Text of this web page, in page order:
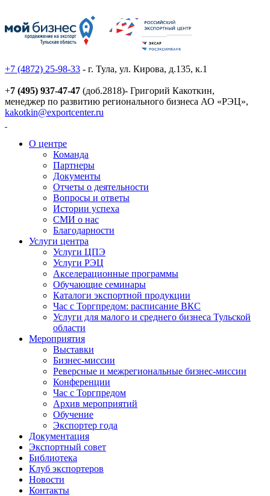
+7 (4872) 25-98-33 - г. Тула, ул. Кирова, д.135, к.1
+7 (495) 937-47-47 (доб.2818)- Григорий Какоткин,
менеджер по развитию регионального бизнеса АО «РЭЦ»,
kakotkin@exportcenter.ru
О центре
Команда
Партнеры
Документы
Отчеты о деятельности
Вопросы и ответы
Истории успеха
СМИ о нас
Благодарности
Услуги центра
Услуги ЦПЭ
Услуги РЭЦ
Акселерационные программы
Обучающие семинары
Каталоги экспортной продукции
Час с Торгпредом: расписание ВКС
Услуги для малого и среднего бизнеса Тульской
области
Мероприятия
Выставки
Бизнес-миссии
Реверсные и межрегиональные бизнес-миссии
Конференции
Час с Торгпредом
Архив мероприятий
Обучение
Экспортер года
Документация
Экспортный совет
Библиотека
Клуб экспортеров
Новости
Контакты